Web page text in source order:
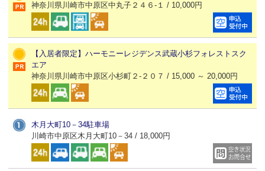
神奈川県川崎市中原区中丸子２４６-１ / 10,000円
【入居者限定】ハーモニーレジデンス武蔵小杉フォレストスク
エア
神奈川県川崎市中原区小杉町２-２０７ / 15,000 ～ 20,000円
木月大町10－34駐車場
川崎市中原区木月大町10－34 / 18,000円